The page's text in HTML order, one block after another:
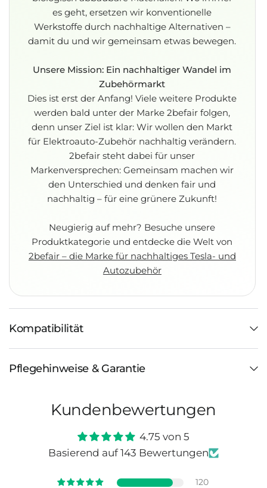
es geht, ersetzen wir konventionelle
Werkstoffe durch nachhaltige Alternativen –
damit du und wir gemeinsam etwas bewegen.
Unsere Mission: Ein nachhaltiger Wandel im
Zubehörmarkt
Dies ist erst der Anfang! Viele weitere Produkte
werden bald unter der Marke 2befair folgen,
denn unser Ziel ist klar: Wir wollen den Markt
für Elektroauto-Zubehör nachhaltig verändern.
2befair steht dabei für unser
Markenversprechen: Gemeinsam machen wir
den Unterschied und denken fair und
nachhaltig – für eine grünere Zukunft!
Neugierig auf mehr? Besuche unsere
Produktkategorie und entdecke die Welt von
2befair – die Marke für nachhaltiges Tesla- und
Autozubehör
Kompatibilität
Pflegehinweise & Garantie
Kundenbewertungen
4.75 von 5
Basierend auf 143 Bewertungen
120